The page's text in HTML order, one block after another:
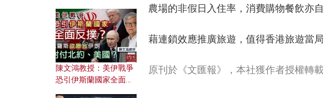
農場的非假日入住率，消費購物餐飲亦自
藉連鎖效應推廣旅遊，值得香港旅遊當局
原刊於《文匯報》，本社獲作者授權轉載
文之美？ 日常寫作如何
應用？
陳文鴻教授：美伊戰爭
恐引伊斯蘭國家全面反